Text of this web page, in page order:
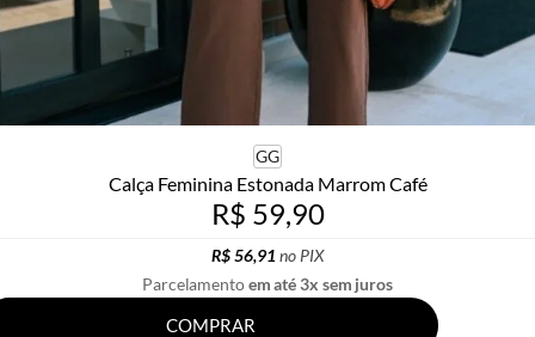
GG
Calça Feminina Estonada Marrom Café
R$ 59,90
R$ 56,91 no PIX
Parcelamentoem até 3x sem juros
COMPRAR